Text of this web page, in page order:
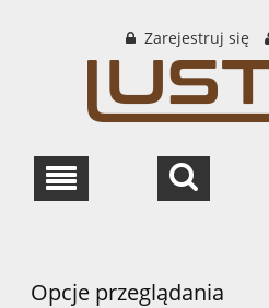
Zarejestruj się
Opcje przeglądania